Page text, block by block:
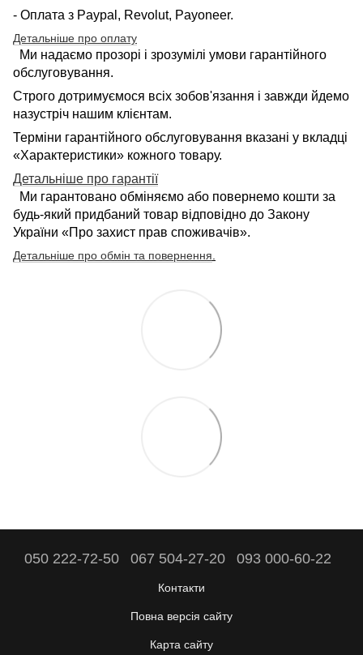
- Оплата з Paypal, Revolut, Payoneer.
Детальніше про оплату
Ми надаємо прозорі і зрозумілі умови гарантійного
обслуговування.
Строго дотримуємося всіх зобов'язання і завжди йдемо
назустріч нашим клієнтам.
Терміни гарантійного обслуговування вказані у вкладці
«Характеристики» кожного товару.
Детальніше про гарантії
Ми гарантовано обміняємо або повернемо кошти за
будь-який придбаний товар відповідно до Закону
України «Про захист прав споживачів».
Детальніше про обмін та повернення
050 222-72-50 067 504-27-20 093 000-60-22
Контакти
Повна версія сайту
Карта сайту